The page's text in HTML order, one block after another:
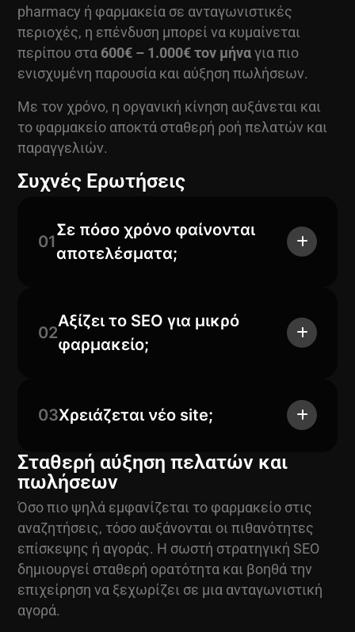
pharmacy ή φαρμακεία σε ανταγωνιστικές
περιοχές, η επένδυση μπορεί να κυμαίνεται
περίπου στα 600€ – 1.000€ τον μήναγια πιο
ενισχυμένη παρουσία και αύξηση πωλήσεων.
Με τον χρόνο, η οργανική κίνηση αυξάνεται και
το φαρμακείο αποκτά σταθερή ροή πελατών και
παραγγελιών.
Συχνές Ερωτήσεις
01
Σε πόσο χρόνο φαίνονται
αποτελέσματα;
02
Αξίζει το SEO για μικρό
φαρμακείο;
03Χρειάζεται νέο site;
Σταθερή αύξηση πελατών και
πωλήσεων
Όσο πιο ψηλά εμφανίζεται το φαρμακείο στις
αναζητήσεις, τόσο αυξάνονται οι πιθανότητες
επίσκεψης ή αγοράς. Η σωστή στρατηγική SEO
δημιουργεί σταθερή ορατότητα και βοηθά την
επιχείρηση να ξεχωρίζει σε μια ανταγωνιστική
αγορά.